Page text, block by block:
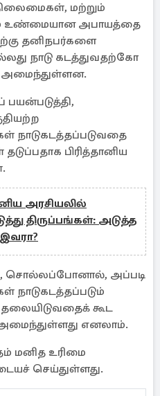
மற்றும்
உண்மையான அபாயத்தை
தனிநபர்களை
நாடு கடத்துவதற்கோ
அமைந்துள்ளன.
நாடுகடத்தப்படுவதை
பிரித்தானிய
அரசியலில்
திருப்பங்கள்: அடுத்த
சொல்லப்போனால், அப்படி
நாடுகடத்தப்படும்
கூட
அமைந்துள்ளது எனலாம்.
மனித உரிமை
செய்துள்ளது.